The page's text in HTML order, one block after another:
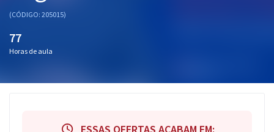
Mentorias
Questões grátis
(CÓDIGO: 205015)
77
Horas de aula